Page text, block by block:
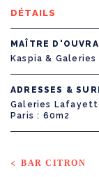
DÉTAILS
MAÎTRE
Kaspia &
ADRESSES &
Galeries
Paris
60m2
BAR CITRON